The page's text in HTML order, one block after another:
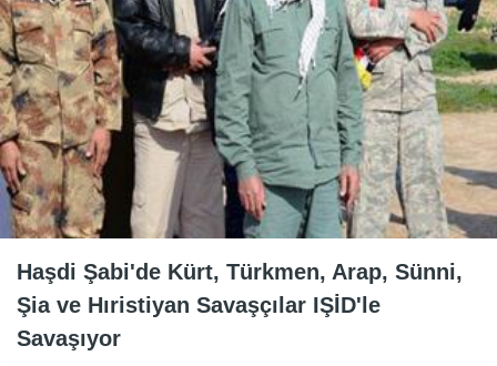
Haşdi Şabi'de Kürt, Türkmen, Arap, Sünni,
Şia ve Hıristiyan Savaşçılar IŞİD'le
Savaşıyor